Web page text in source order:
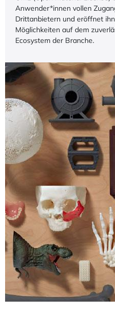
Anwender*innen vollen
Drittanbietern und eröffnet
Möglichkeiten auf dem
Ecosystem der Branche.